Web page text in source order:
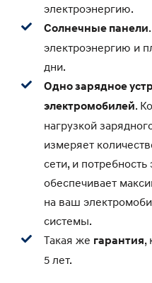
электроэнергию.
Солнечные панели
электроэнергию и
дни.
Одно зарядное
электромобилей.
нагрузкой
измеряет
сети, и
обеспечивает
на ваш
системы.
Такая же гарантия,
5 лет.